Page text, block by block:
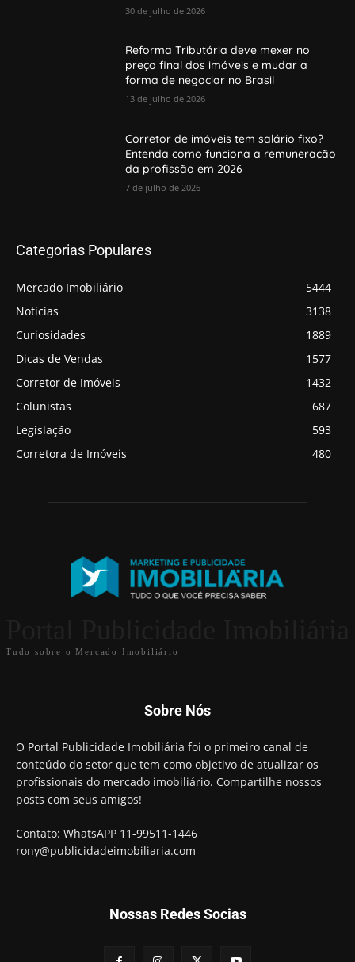
30 de julho de 2026
Reforma Tributária deve mexer no
preço final dos imóveis e mudar a
forma de negociar no Brasil
13 de julho de 2026
Corretor de imóveis tem salário fixo?
Entenda como funciona a remuneração
da profissão em 2026
7 de julho de 2026
Categorias Populares
Mercado Imobiliário
5444
Notícias
3138
Curiosidades
1889
Dicas de Vendas
1577
Corretor de Imóveis
1432
Colunistas
687
Legislação
593
Corretora de Imóveis
480
Tudo sobre o Mercado Imobiliário
Sobre Nós
O Portal Publicidade Imobiliária foi o primeiro canal de
conteúdo do setor que tem como objetivo de atualizar os
profissionais do mercado imobiliário. Compartilhe nossos
posts com seus amigos!
Contato: WhatsAPP 11-99511-1446
rony@publicidadeimobiliaria.com
Nossas Redes Socias